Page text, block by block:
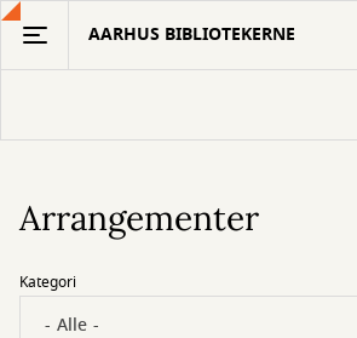
Gå
hovedindhold
AARHUS BIBLIOTEKERNE
Arrangementer
Kategori